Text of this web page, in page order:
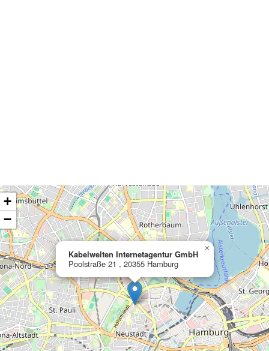
map…
Kabelwelten Internetagentur GmbH
Poolstraße 21 , 20355 Hamburg
×
+
−